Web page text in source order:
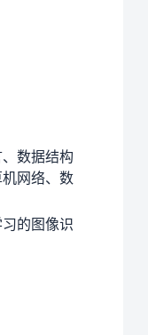
数据结构
网络、数
的图像识